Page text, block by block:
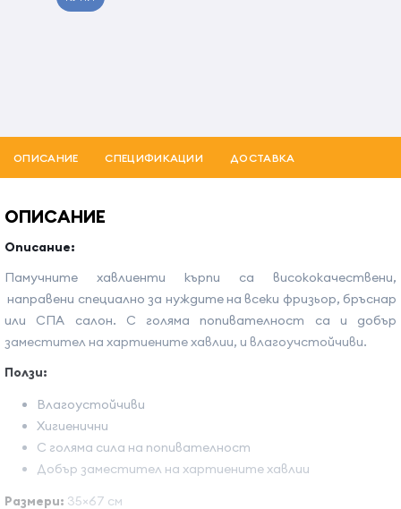
ОПИСАНИЕ СПЕЦИФИКАЦИИ ДОСТАВКА
ОПИСАНИЕ
Описание:
Памучните хавлиенти кърпи са висококачествени,
направени специално за нуждите на всеки фризьор, бръснар
или СПА салон. С голяма попивателност са и добър
заместител на хартиените хавлии, и влагоучстойчиви.
Ползи:
Влагоустойчиви
Хигиенични
С голяма сила на попивателност
Добър заместител на хартиените хавлии
Размери: 35×67 см